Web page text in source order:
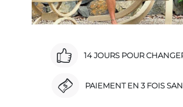
14 JOURS POUR
PAIEMENT EN 3 FOIS